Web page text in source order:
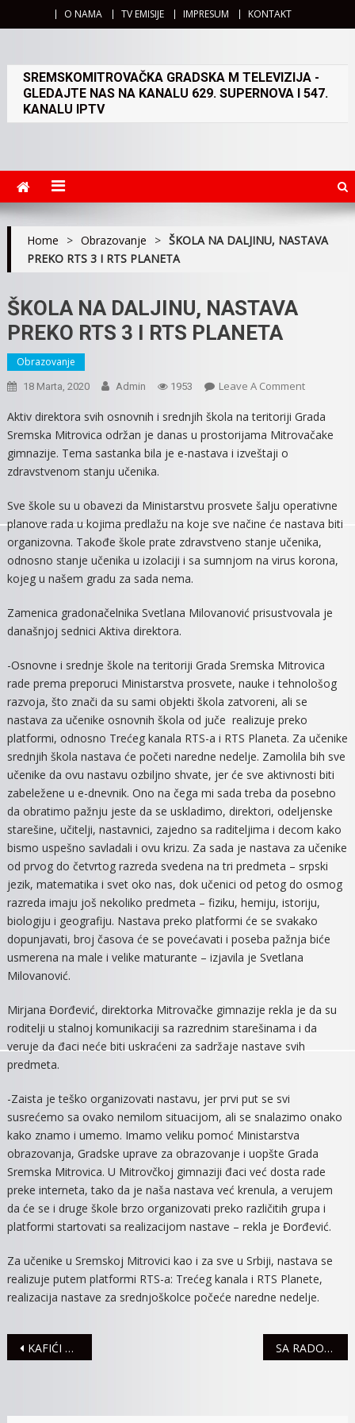
O NAMA TV EMISIJE IMPRESUM KONTAKT
SREMSKOMITROVAČKA GRADSKA M TELEVIZIJA -
GLEDAJTE NAS NA KANALU 629. SUPERNOVA I 547.
KANALU IPTV
Home > Obrazovanje > ŠKOLA NA DALJINU, NASTAVA
PREKO RTS 3 I RTS PLANETA
ŠKOLA NA DALJINU, NASTAVA
PREKO RTS 3 I RTS PLANETA
Obrazovanje
18 Marta, 2020 Admin 1953 Leave A CommentOn
NA
DALJINU,
3
I
RTS
PLANETA
Aktiv direktora svih osnovnih i srednjih škola na teritoriji Grada
Sremska Mitrovica održan je danas u prostorijama Mitrovačake
gimnazije. Tema sastanka bila je e-nastava i izveštaji o
zdravstvenom stanju učenika.
Sve škole su u obavezi da Ministarstvu prosvete šalju operativne
planove rada u kojima predlažu na koje sve načine će nastava biti
organizovna. Takođe škole prate zdravstveno stanje učenika,
odnosno stanje učenika u izolaciji i sa sumnjom na virus korona,
kojeg u našem gradu za sada nema.
Zamenica gradonačelnika Svetlana Milovanović prisustvovala je
današnjoj sednici Aktiva direktora.
-Osnovne i srednje škole na teritoriji Grada Sremska Mitrovica
rade prema preporuci Ministarstva prosvete, nauke i tehnološog
razvoja, što znači da su sami objekti škola zatvoreni, ali se
nastava za učenike osnovnih škola od juče realizuje preko
platformi, odnosno Trećeg kanala RTS-a i RTS Planeta. Za učenike
srednjih škola nastava će početi naredne nedelje. Zamolila bih sve
učenike da ovu nastavu ozbiljno shvate, jer će sve aktivnosti biti
zabeležene u e-dnevnik. Ono na čega mi sada treba da posebno
da obratimo pažnju jeste da se uskladimo, direktori, odeljenske
starešine, učitelji, nastavnici, zajedno sa raditeljima i decom kako
bismo uspešno savladali i ovu krizu. Za sada je nastava za učenike
od prvog do četvrtog razreda svedena na tri predmeta – srpski
jezik, matematika i svet oko nas, dok učenici od petog do osmog
razreda imaju još nekoliko predmeta – fiziku, hemiju, istoriju,
biologiju i geografiju. Nastava preko platformi će se svakako
dopunjavati, broj časova će se povećavati i poseba pažnja biće
usmerena na male i velike maturante – izjavila je Svetlana
Milovanović.
Mirjana Đorđević, direktorka Mitrovačke gimnazije rekla je da su
roditelji u stalnoj komunikaciji sa razrednim starešinama i da
veruje da đaci neće biti uskraćeni za sadržaje nastave svih
predmeta.
-Zaista je teško organizovati nastavu, jer prvi put se svi
susrećemo sa ovako nemilom situacijom, ali se snalazimo onako
kako znamo i umemo. Imamo veliku pomoć Ministarstva
obrazovanja, Gradske uprave za obrazovanje i uopšte Grada
Sremska Mitrovica. U Mitrovčkoj gimnaziji đaci već dosta rade
preke interneta, tako da je naša nastava već krenula, a verujem
da će se i druge škole brzo organizovati preko različitih grupa i
platformi startovati sa realizacijom nastave – rekla je Đorđević.
Za učenike u Sremskoj Mitrovici kao i za sve u Srbiji, nastava se
realizuje putem platformi RTS-a: Trećeg kanala i RTS Planete,
realizacija nastave za srednjoškolce počeće naredne nedelje.
Navigacija
KAFIĆI OD DANAS RADE DO 17 ČASOVA, A PEKARE I PRODAVNICE DO 18 ČASOVA SA RADOM POČEO CENTAR ZA RESPIRATORNE INFEKCIJE